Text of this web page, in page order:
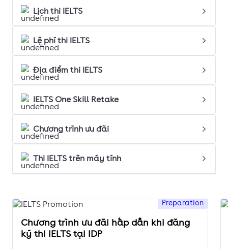
Lịch thi IELTS
Lệ phí thi IELTS
Địa điểm thi IELTS
IELTS One Skill Retake
Chương trình ưu đãi
Thi IELTS trên máy tính
Preparation
Chương trình ưu đãi hấp dẫn khi đăng
ký thi IELTS tại IDP